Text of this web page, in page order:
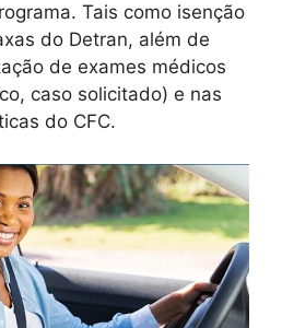
Tais como isenção
do Detran, além de
de exames médicos
caso solicitado) e nas
do CFC.